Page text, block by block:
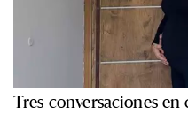
Tres conversaciones